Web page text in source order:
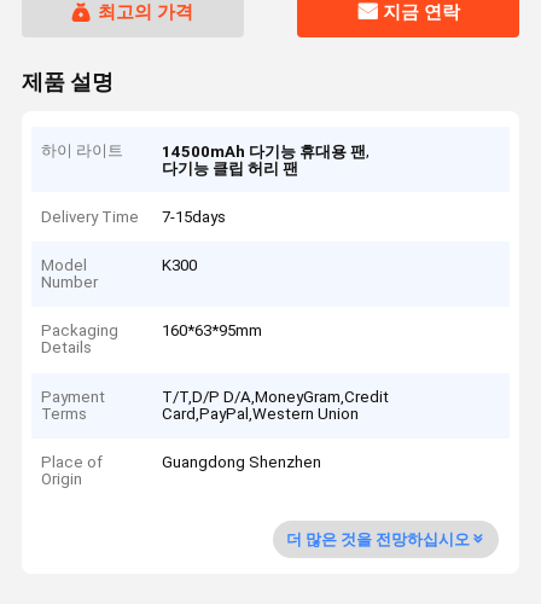
최고의 가격 지금 연락
제품 설명
하이 라이트 14500mAh 다기능 휴대용 팬,
다기능 클립 허리 팬
Delivery Time 7-15days
Model
Number
K300
Packaging
Details
160*63*95mm
Payment
Terms
T/T,D/P D/A,MoneyGram,Credit
Card,PayPal,Western Union
Place of
Origin
Guangdong Shenzhen
더 많은 것을 전망하십시오